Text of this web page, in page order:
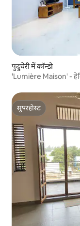
पुदुचेरी में कॉन्डो
'Lumière Maison' -
सुपरहोस्ट
सुपरहोस्ट